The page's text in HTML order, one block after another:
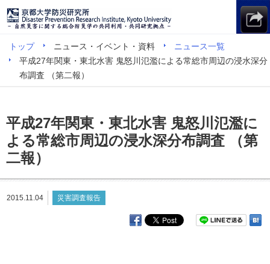
トップ ニュース・イベント・資料
ニュース一覧
平成27年関東・東北水害 鬼怒川氾濫による常総市周辺の浸水深分
布調査 （第二報）
平成27年関東・東北水害 鬼怒川氾濫に
よる常総市周辺の浸水深分布調査 （第
二報）
2015.11.04 災害調査報告